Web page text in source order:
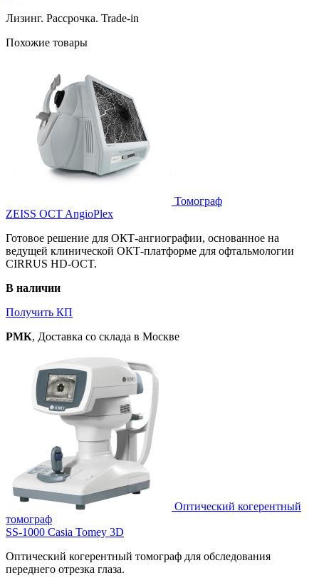
Лизинг. Рассрочка. Trade-in
Похожие товары
Томограф
ZEISS OCT AngioPlex
Готовое решение для ОКТ-ангиографии, основанное на
ведущей клинической ОКТ-платформе для офтальмологии
CIRRUS HD-OCT.
В наличии
Получить КП
РМК, Доставка со склада в Москве
Оптический когерентный
томограф
SS-1000 Casia Tomey 3D
Оптический когерентный томограф для обследования
переднего отрезка глаза.